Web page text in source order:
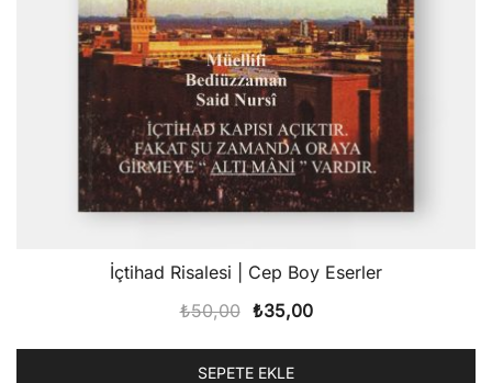
İçtihad Risalesi | Cep Boy Eserler
₺50,00 Orijinal
₺50,00.
₺35,00Şu
SEPETE EKLE